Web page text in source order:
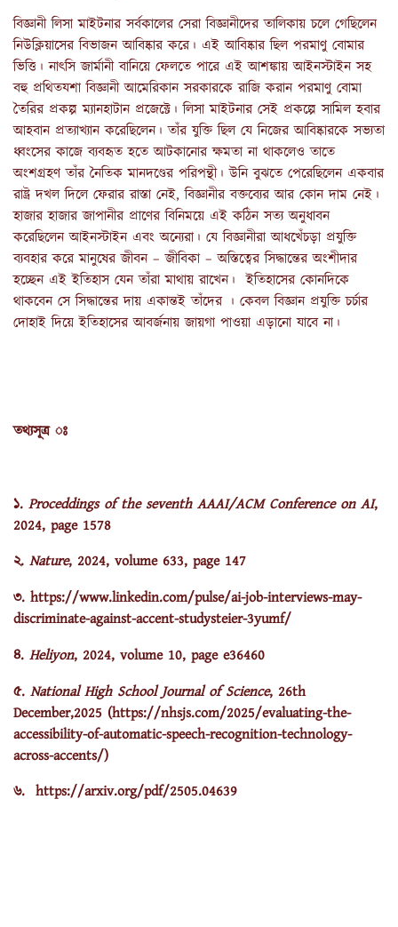
বিজ্ঞানী লিসা মাইটনার সর্বকালের সেরা বিজ্ঞানীদের তালিকায় চলে গেছিলেন
নিউক্লিয়াসের বিভাজন আবিষ্কার করে। এই আবিষ্কার ছিল পরমাণু বোমার
ভিত্তি। নাৎসি জার্মানী বানিয়ে ফেলতে পারে এই আশঙ্কায় আইনস্টাইন সহ
বহু প্রথিতযশা বিজ্ঞানী আমেরিকান সরকারকে রাজি করান পরমাণু বোমা
তৈরির প্রকল্প ম্যানহাটান প্রজেক্টে। লিসা মাইটনার সেই প্রকল্পে সামিল হবার
আহবান প্রত্যাখ্যান করেছিলেন। তাঁর যুক্তি ছিল যে নিজের আবিষ্কারকে সভ্যতা
ধ্বংসের কাজে ব্যবহৃত হতে আটকানোর ক্ষমতা না থাকলেও তাতে
অংশগ্রহণ তাঁর নৈতিক মানদণ্ডের পরিপন্থী। উনি বুঝতে পেরেছিলেন একবার
রাষ্ট্র দখল দিলে ফেরার রাস্তা নেই, বিজ্ঞানীর বক্তব্যের আর কোন দাম নেই।
হাজার হাজার জাপানীর প্রাণের বিনিময়ে এই কঠিন সত্য অনুধাবন
করেছিলেন আইনস্টাইন এবং অন্যেরা। যে বিজ্ঞানীরা আধখেঁচড়া প্রযুক্তি
ব্যবহার করে মানুষের জীবন – জীবিকা – অস্তিত্বের সিদ্ধান্তের অংশীদার
হচ্ছেন এই ইতিহাস যেন তাঁরা মাথায় রাখেন। ইতিহাসের কোনদিকে
থাকবেন সে সিদ্ধান্তের দায় একান্তই তাঁদের । কেবল বিজ্ঞান প্রযুক্তি চর্চার
দোহাই দিয়ে ইতিহাসের আবর্জনায় জায়গা পাওয়া এড়ানো যাবে না।
তথ্যসূত্র ঃ
১. Proceddings of the seventh AAAI/ACM Conference on AI,
2024, page 1578
২. Nature, 2024, volume 633, page 147
৩. https://www.linkedin.com/pulse/ai-job-interviews-may-
discriminate-against-accent-studysteier-3yumf/
৪. Heliyon, 2024, volume 10, page e36460
৫. National High School Journal of Science, 26th
December,2025 (https://nhsjs.com/2025/evaluating-the-
accessibility-of-automatic-speech-recognition-technology-
across-accents/)
৬. https://arxiv.org/pdf/2505.04639